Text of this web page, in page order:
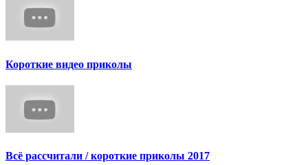
Короткие видео приколы
Всё рассчитали / короткие приколы 2017